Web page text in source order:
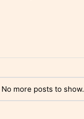
No more posts to show.